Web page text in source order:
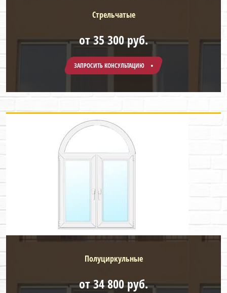
Стрельчатые
от 35 300 руб.
ЗАПРОСИТЬ КОНСУЛЬТАЦИЮ
Полуциркульные
от 34 800 руб.